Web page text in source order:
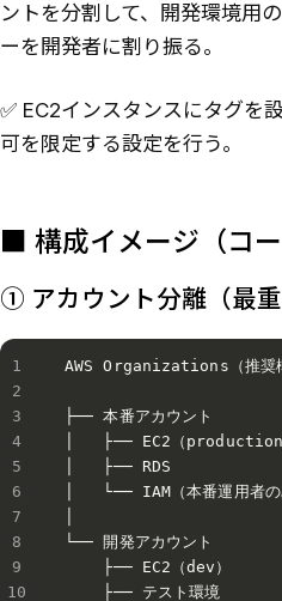
ントを分割して、開発環境用
ーを開発者に割り振る。
✅ EC2インスタンスにタグを
可を限定する設定を行う。
■ 構成イメージ（コ
① アカウント分離（最重
AWS Organizations（推奨
├── 本番アカウント
│   ├── EC2（production
│   ├── RDS
│   └── IAM（本番運用者の
└── 開発アカウント
    ├── EC2（dev）
    ├── テスト環境